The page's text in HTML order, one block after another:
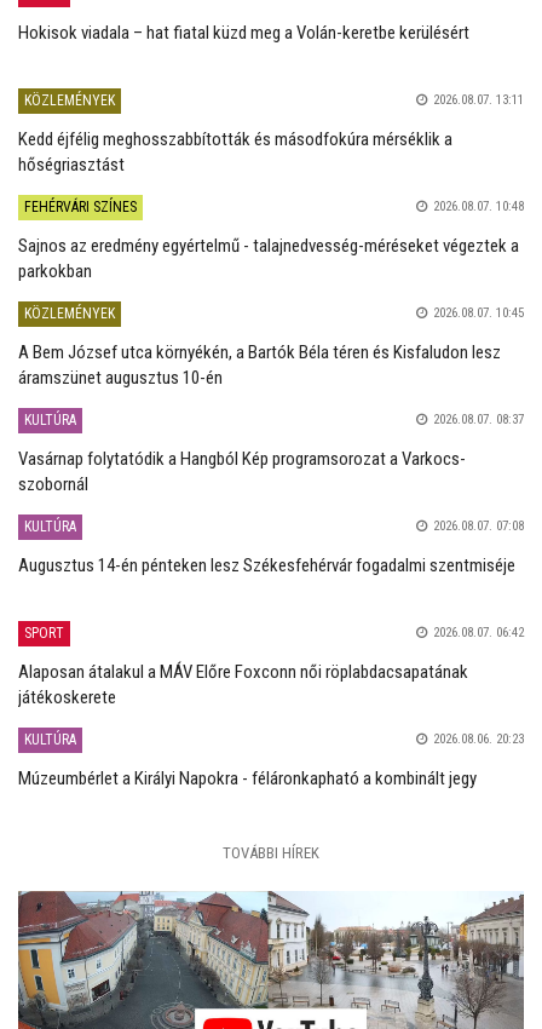
Hokisok viadala – hat fiatal küzd meg a Volán-keretbe kerülésért
KÖZLEMÉNYEK 2026.08.07. 13:11
Kedd éjfélig meghosszabbították és másodfokúra mérséklik a
hőségriasztást
FEHÉRVÁRI SZÍNES 2026.08.07. 10:48
Sajnos az eredmény egyértelmű - talajnedvesség-méréseket végeztek a
parkokban
KÖZLEMÉNYEK 2026.08.07. 10:45
A Bem József utca környékén, a Bartók Béla téren és Kisfaludon lesz
áramszünet augusztus 10-én
KULTÚRA 2026.08.07. 08:37
Vasárnap folytatódik a Hangból Kép programsorozat a Varkocs-
szobornál
KULTÚRA 2026.08.07. 07:08
Augusztus 14-én pénteken lesz Székesfehérvár fogadalmi szentmiséje
SPORT 2026.08.07. 06:42
Alaposan átalakul a MÁV Előre Foxconn női röplabdacsapatának
játékoskerete
KULTÚRA 2026.08.06. 20:23
Múzeumbérlet a Királyi Napokra - féláronkapható a kombinált jegy
TOVÁBBI HÍREK